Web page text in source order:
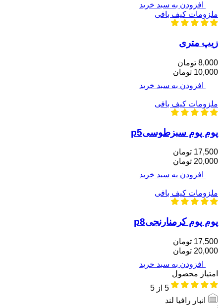
افزودن به سبد خرید
ملزومات کیف بافی
زیپ متری
8,000 تومان
10,000 تومان
افزودن به سبد خرید
ملزومات کیف بافی
پوم پوم سبزطوسیp5
17,500 تومان
20,000 تومان
افزودن به سبد خرید
ملزومات کیف بافی
پوم پوم کرمنارنجیp8
17,500 تومان
20,000 تومان
افزودن به سبد خرید
امتیاز محصول
5 از 5
انبار رافیا لند